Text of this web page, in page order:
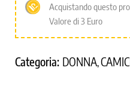
Acquistando questo
Valore di 3 Euro
Categoria: DONNA